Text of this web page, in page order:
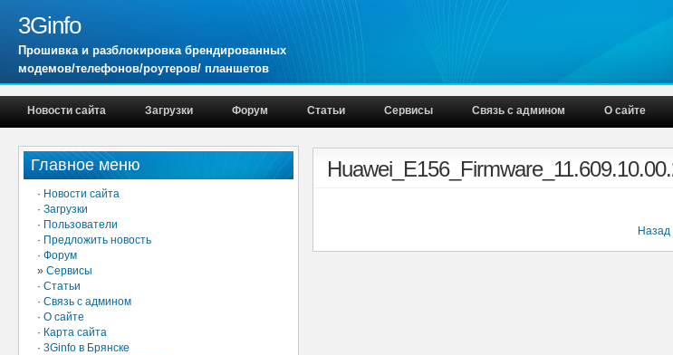
3Ginfo
Прошивка и разблокировка брендированных
модемов/телефонов/роутеров/ планшетов
Новости сайта Загрузки Форум Статьи Сервисы Связь с админом О сайте
Главное меню
· Новости сайта
· Загрузки
· Пользователи
· Предложить новость
· Форум
» Сервисы
· Статьи
· Связь с админом
· О сайте
· Карта сайта
· 3Ginfo в Брянске
Назад